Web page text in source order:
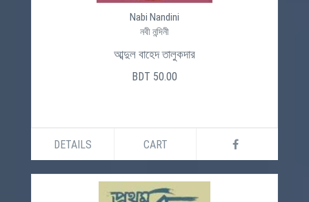
Nabi Nandini
নবী নন্দিনী
আব্দুল বাহেদ তালুকদার
BDT 50.00
DETAILS CART